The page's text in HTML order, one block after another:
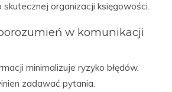
skutecznej organizacji księgowości.
w komunikacji
minimalizuje ryzyko błędów.
zadawać pytania.